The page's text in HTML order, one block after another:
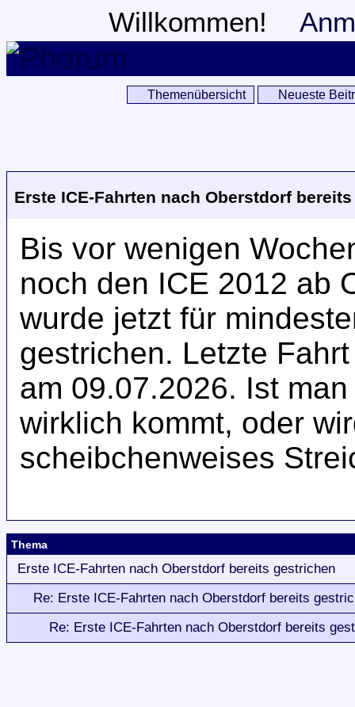
Willkommen!
Themenübersicht Neueste
Erste ICE-Fahrten nach Oberstdorf
Bis vor wenigen
noch den ICE 2012 ab
wurde jetzt für
gestrichen. Letzte
am 09.07.2026. Ist
wirklich kommt, oder
scheibchenweises
Thema
Erste ICE-Fahrten nach Oberstdorf bereits gestrichen
Re: Erste ICE-Fahrten nach Oberstdorf bereits
Re: Erste ICE-Fahrten nach Oberstdorf bereits